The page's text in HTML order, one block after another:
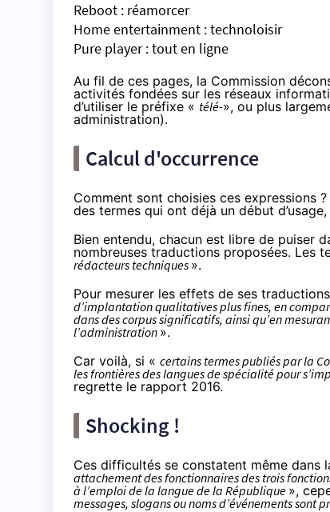
Reboot : réamorcer
Home entertainment : technoloisir
Pure player : tout en ligne
Au fil de ces pages, la Commission
activités fondées sur les réseaux
d’utiliser le préfixe « télé-», ou plus
administration).
Calcul d'occurrence
Comment sont choisies ces expressions
des termes qui ont déjà un début
Bien entendu, chacun est libre de puiser
nombreuses traductions proposées. Les
rédacteurs techniques ».
Pour mesurer les effets de ses
d’implantation qualitatives plus fines, en
dans des corpus significatifs, ainsi qu’en
l’administration ».
Car voilà, si « certains termes publiés par la
les frontières des langues de spécialité pour
regrette le rapport 2016.
Shocking !
Ces difficultés se constatent même
attachement des fonctionnaires des trois
à l’emploi de la langue de la République »,
messages, slogans ou noms d’événements